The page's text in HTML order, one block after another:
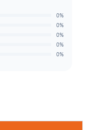
0%
0%
0%
0%
0%